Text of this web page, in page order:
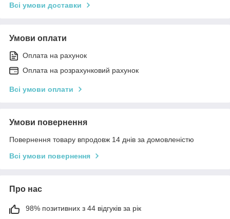
Всі умови доставки
Умови оплати
Оплата на рахунок
Оплата на розрахунковий рахунок
Всі умови оплати
Умови повернення
Повернення товару впродовж 14 днів за домовленістю
Всі умови повернення
Про нас
98% позитивних з 44 відгуків за рік